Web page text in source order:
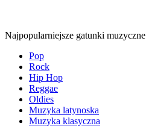
Najpopularniejsze gatunki muzyczne
Pop
Rock
Hip Hop
Reggae
Oldies
Muzyka latynoska
Muzyka klasyczna